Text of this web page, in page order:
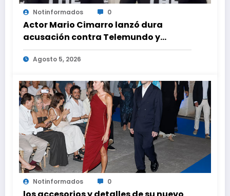
Notinformados 0
Actor Mario Cimarro lanzó dura
acusación contra Telemundo y
advirtió que lo que hacen en su contra
es ilegal en EEUU
Agosto 5, 2026
Notinformados 0